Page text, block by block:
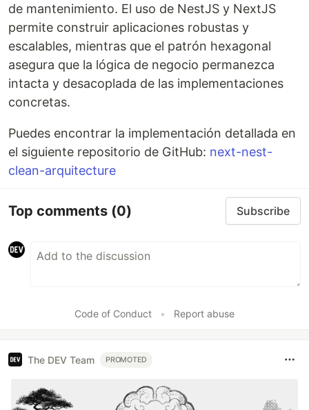
de mantenimiento. El uso de NestJS y NextJS
permite construir aplicaciones robustas y
escalables, mientras que el patrón hexagonal
asegura que la lógica de negocio permanezca
intacta y desacoplada de las implementaciones
concretas.
Puedes encontrar la implementación detallada en
el siguiente repositorio de GitHub: next-nest-
clean-arquitecture
Top comments (0) Subscribe
Code of Conduct • Report abuse
The DEV Team PROMOTED